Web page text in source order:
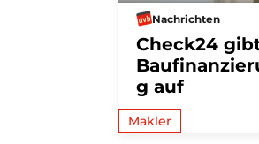
Nachrichten
Check24
g auf
Makler